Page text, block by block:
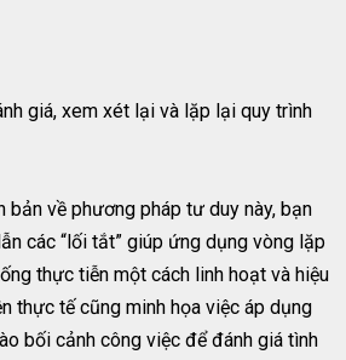
giá, xem xét lại và lặp lại quy trình
bản về phương pháp tư duy này, bạn
các “lối tắt” giúp ứng dụng vòng lặp
thực tiễn một cách linh hoạt và hiệu
thực tế cũng minh họa việc áp dụng
bối cảnh công việc để đánh giá tình